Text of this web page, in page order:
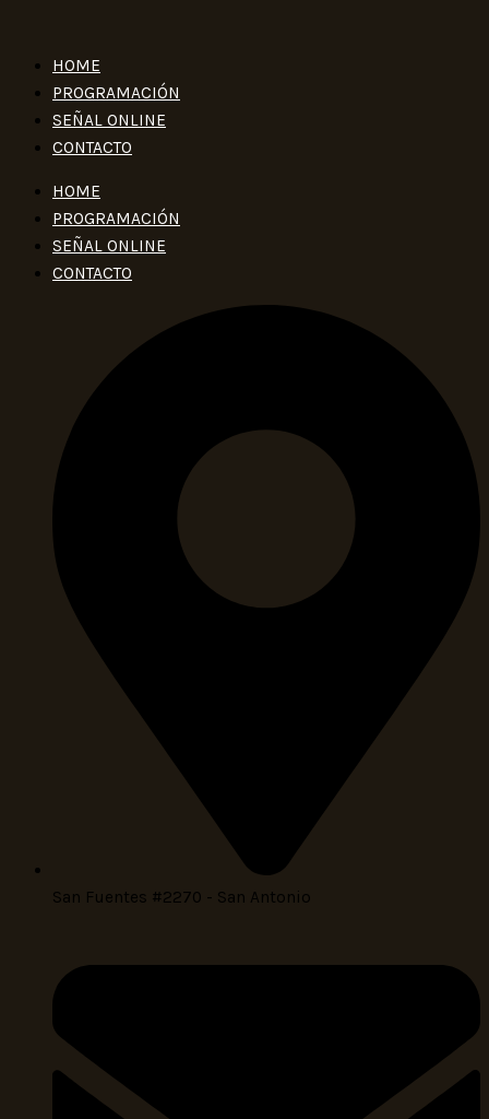
HOME
PROGRAMACIÓN
SEÑAL ONLINE
CONTACTO
HOME
PROGRAMACIÓN
SEÑAL ONLINE
CONTACTO
San Fuentes #2270 - San Antonio